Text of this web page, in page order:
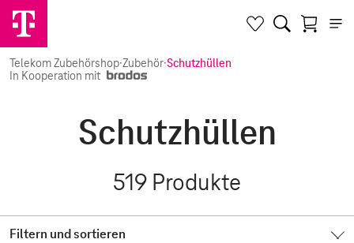
Telekom Zubehörshop·Zubehör·Schutzhüllen
In Kooperation mit
Schutzhüllen
519 Produkte
Filtern und sortieren